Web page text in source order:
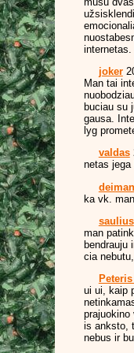
joker
Man tai
buciau su
gausa.
lyg
valdas
netas
ka vk.
saulius
man
bendrauju
cia
ui ui, kaip
is anksto,
nebus ir